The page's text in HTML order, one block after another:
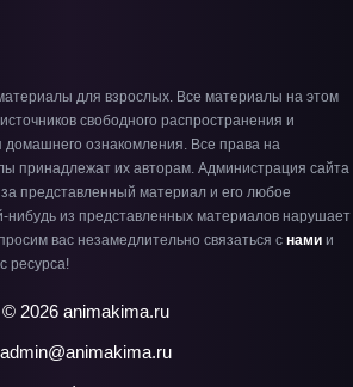
для взрослых. Все материалы на этом
свободного распространения и
домашнего ознакомления. Все права на
принадлежат их авторам. Администрация сайта
представленный материал и его любое
нибудь из представленных материалов нарушает
вас незамедлительно связаться с нами и
ресурса!
© 2026 animakima.ru
admin@animakima.ru